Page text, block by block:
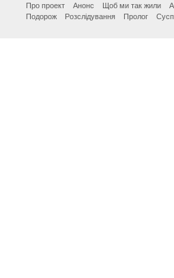
Про проект Анонс Щоб ми так жили
Подорож
Розслідування Пролог